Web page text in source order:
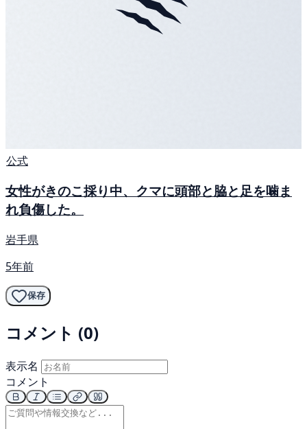
公式
女性がきのこ採り中、クマに頭部と脇と足を噛ま
れ負傷した。
岩手県
5年前
保存
コメント (0)
表示名
コメント